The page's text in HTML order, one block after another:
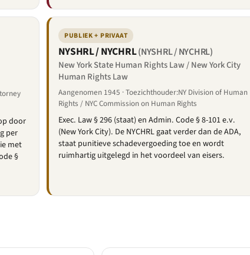
door
per
met
§
PUBLIEK + PRIVAAT
NYSHRL / NYCHRL(NYSHRL / NYCHRL)
New York State Human Rights Law / New York City
Human Rights Law
Aangenomen 1945 · Toezichthouder:NY Division of Human
Rights / NYC Commission on Human Rights
Exec. Law § 296 (staat) en Admin. Code § 8-101 e.v.
(New York City). De NYCHRL gaat verder dan de ADA,
staat punitieve schadevergoeding toe en wordt
ruimhartig uitgelegd in het voordeel van eisers.